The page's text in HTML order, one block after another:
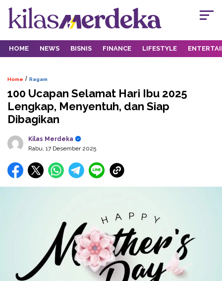
HOME NEWS BISNIS FINANCE LIFESTYLE
Home / Ragam
100 Ucapan Selamat Hari Ibu 2025
Lengkap, Menyentuh, dan Siap
Dibagikan
Kilas Merdeka
Rabu, 17 Desember 2025